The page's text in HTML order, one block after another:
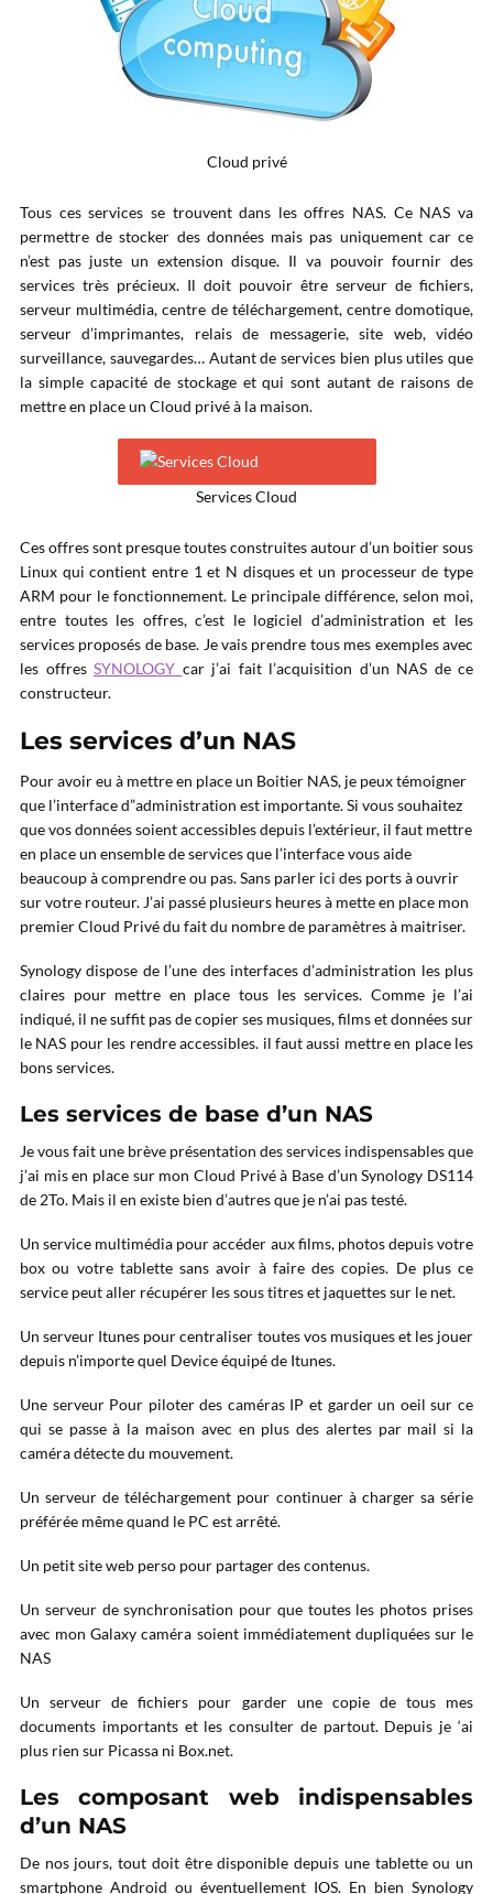
Cloud privé
Tous ces services se trouvent dans les offres NAS. Ce NAS va
permettre de stocker des données mais pas uniquement car ce
n’est pas juste un extension disque. Il va pouvoir fournir des
services très précieux. Il doit pouvoir être serveur de fichiers,
serveur multimédia, centre de téléchargement, centre domotique,
serveur d’imprimantes, relais de messagerie, site web, vidéo
surveillance, sauvegardes… Autant de services bien plus utiles que
la simple capacité de stockage et qui sont autant de raisons de
mettre en place un Cloud privé à la maison.
Services Cloud
Ces offres sont presque toutes construites autour d’un boitier sous
Linux qui contient entre 1 et N disques et un processeur de type
ARM pour le fonctionnement. Le principale différence, selon moi,
entre toutes les offres, c’est le logiciel d’administration et les
services proposés de base. Je vais prendre tous mes exemples avec
les offres SYNOLOGY car j’ai fait l’acquisition d’un NAS de ce
constructeur.
Les services d’un NAS
Pour avoir eu à mettre en place un Boitier NAS, je peux témoigner
que l’interface d”administration est importante. Si vous souhaitez
que vos données soient accessibles depuis l’extérieur, il faut mettre
en place un ensemble de services que l’interface vous aide
beaucoup à comprendre ou pas. Sans parler ici des ports à ouvrir
sur votre routeur. J’ai passé plusieurs heures à mette en place mon
premier Cloud Privé du fait du nombre de paramètres à maitriser.
Synology dispose de l’une des interfaces d’administration les plus
claires pour mettre en place tous les services. Comme je l’ai
indiqué, il ne suffit pas de copier ses musiques, films et données sur
le NAS pour les rendre accessibles. il faut aussi mettre en place les
bons services.
Les services de base d’un NAS
Je vous fait une brève présentation des services indispensables que
j’ai mis en place sur mon Cloud Privé à Base d’un Synology DS114
de 2To. Mais il en existe bien d’autres que je n’ai pas testé.
Un service multimédia pour accéder aux films, photos depuis votre
box ou votre tablette sans avoir à faire des copies. De plus ce
service peut aller récupérer les sous titres et jaquettes sur le net.
Un serveur Itunes pour centraliser toutes vos musiques et les jouer
depuis n’importe quel Device équipé de Itunes.
Une serveur Pour piloter des caméras IP et garder un oeil sur ce
qui se passe à la maison avec en plus des alertes par mail si la
caméra détecte du mouvement.
Un serveur de téléchargement pour continuer à charger sa série
préférée même quand le PC est arrêté.
Un petit site web perso pour partager des contenus.
Un serveur de synchronisation pour que toutes les photos prises
avec mon Galaxy caméra soient immédiatement dupliquées sur le
NAS
Un serveur de fichiers pour garder une copie de tous mes
documents importants et les consulter de partout. Depuis je ‘ai
plus rien sur Picassa ni Box.net.
Les composant web indispensables
d’un NAS
De nos jours, tout doit être disponible depuis une tablette ou un
smartphone Android ou éventuellement IOS. En bien Synology